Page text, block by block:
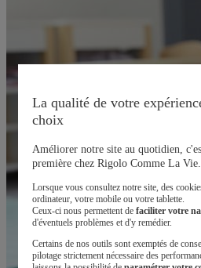
La qualité de votre
choix
Améliorer notre site au quotidien,
première chez Rigolo Comme La Vie.
Lorsque vous consultez notre site, des
ordinateur, votre mobile ou votre tablette.
Ceux-ci nous permettent de faciliter votre
d'éventuels problèmes et d'y remédier.
Certains de nos outils sont exemptés de
pilotage strictement nécessaire des